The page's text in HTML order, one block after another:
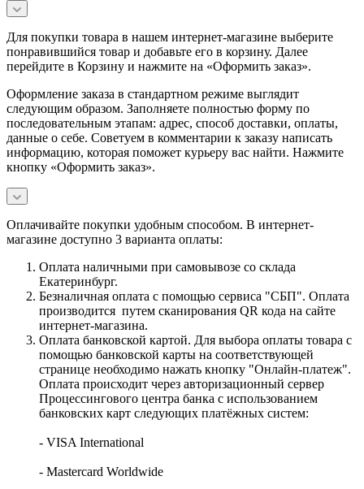
Для покупки товара в нашем интернет-магазине выберите
понравившийся товар и добавьте его в корзину. Далее
перейдите в Корзину и нажмите на «Оформить заказ».
Оформление заказа в стандартном режиме выглядит
следующим образом. Заполняете полностью форму по
последовательным этапам: адрес, способ доставки, оплаты,
данные о себе. Советуем в комментарии к заказу написать
информацию, которая поможет курьеру вас найти. Нажмите
кнопку «Оформить заказ».
Оплачивайте покупки удобным способом. В интернет-
магазине доступно 3 варианта оплаты:
Оплата наличными при самовывозе со склада
Екатеринбург.
Безналичная оплата с помощью сервиса "СБП". Оплата
производится путем сканирования QR кода на сайте
интернет-магазина.
Оплата банковской картой. Для выбора оплаты товара с
помощью банковской карты на соответствующей
странице необходимо нажать кнопку "Онлайн-платеж".
Оплата происходит через авторизационный сервер
Процессингового центра банка с использованием
банковских карт следующих платёжных систем:
- VISA International
- Mastercard Worldwide